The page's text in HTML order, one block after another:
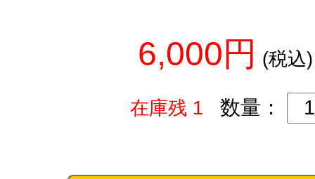
6,000円 (税込)
在庫残 1 数量：